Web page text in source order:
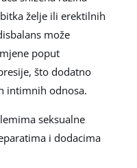
želje ili erektilnih
može
poput
što dodatno
intimnih odnosa.
seksualne
i dodacima